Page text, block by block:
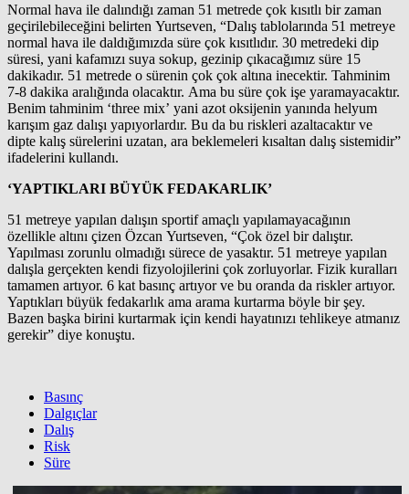
Normal hava ile dalındığı zaman 51 metrede çok kısıtlı bir zaman
geçirilebileceğini belirten Yurtseven, “Dalış tablolarında 51 metreye
normal hava ile daldığımızda süre çok kısıtlıdır. 30 metredeki dip
süresi, yani kafamızı suya sokup, gezinip çıkacağımız süre 15
dakikadır. 51 metrede o sürenin çok çok altına inecektir. Tahminim
7-8 dakika aralığında olacaktır. Ama bu süre çok işe yaramayacaktır.
Benim tahminim ‘three mix’ yani azot oksijenin yanında helyum
karışım gaz dalışı yapıyorlardır. Bu da bu riskleri azaltacaktır ve
dipte kalış sürelerini uzatan, ara beklemeleri kısaltan dalış sistemidir”
ifadelerini kullandı.
‘YAPTIKLARI BÜYÜK FEDAKARLIK’
51 metreye yapılan dalışın sportif amaçlı yapılamayacağının
özellikle altını çizen Özcan Yurtseven, “Çok özel bir dalıştır.
Yapılması zorunlu olmadığı sürece de yasaktır. 51 metreye yapılan
dalışla gerçekten kendi fizyolojilerini çok zorluyorlar. Fizik kuralları
tamamen artıyor. 6 kat basınç artıyor ve bu oranda da riskler artıyor.
Yaptıkları büyük fedakarlık ama arama kurtarma böyle bir şey.
Bazen başka birini kurtarmak için kendi hayatınızı tehlikeye atmanız
gerekir” diye konuştu.
Basınç
Dalgıçlar
Dalış
Risk
Süre